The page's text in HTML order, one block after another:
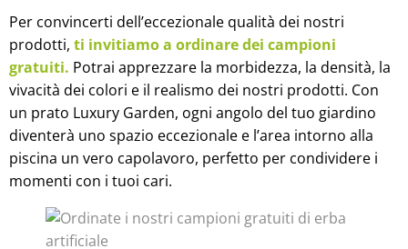
Per convincerti dell’eccezionale qualità dei nostri
prodotti, ti invitiamo a ordinare dei campioni
gratuiti. Potrai apprezzare la morbidezza, la densità, la
vivacità dei colori e il realismo dei nostri prodotti. Con
un prato Luxury Garden, ogni angolo del tuo giardino
diventerà uno spazio eccezionale e l’area intorno alla
piscina un vero capolavoro, perfetto per condividere i
momenti con i tuoi cari.